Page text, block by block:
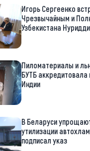
Игорь Сергеенко
Чрезвычайным и
Узбекистана
Пиломатериалы и
БУТБ
Индии
В Беларуси
утилизации
подписал указ